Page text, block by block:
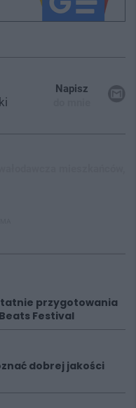
Napisz
przygotowania
Festival
dobrej jakości